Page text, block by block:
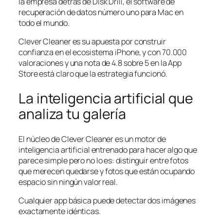
recuperación de datos número uno para Mac en
todo el mundo.
Clever Cleaner es su apuesta por construir
confianza en el ecosistema iPhone, y con 70.000
valoraciones y una nota de 4.8 sobre 5 en la App
Store está claro que la estrategia funcionó.
La inteligencia artificial que
analiza tu galería
El núcleo de Clever Cleaner es un motor de
inteligencia artificial entrenado para hacer algo que
parece simple pero no lo es: distinguir entre fotos
que merecen quedarse y fotos que están ocupando
espacio sin ningún valor real.
Cualquier app básica puede detectar dos imágenes
exactamente idénticas.